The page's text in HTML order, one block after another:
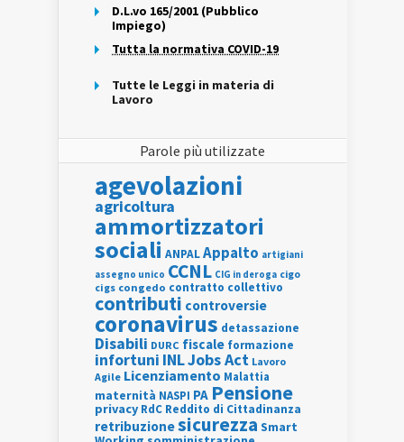
D.L.vo 165/2001 (Pubblico
Impiego)
Tutta la normativa COVID-19
Tutte le Leggi in materia di
Lavoro
Parole più utilizzate
agevolazioni
agricoltura
ammortizzatori
sociali ANPALAppalto artigiani
assegno unico CCNL CIG in deroga cigo
cigs congedo contratto collettivo
contributi controversie
coronavirus detassazione
Disabili DURC fiscale formazione
infortuni INLJobs Act Lavoro
Agile Licenziamento Malattia
maternità NASPI PA Pensione
privacy RdC Reddito di Cittadinanza
retribuzionesicurezza Smart